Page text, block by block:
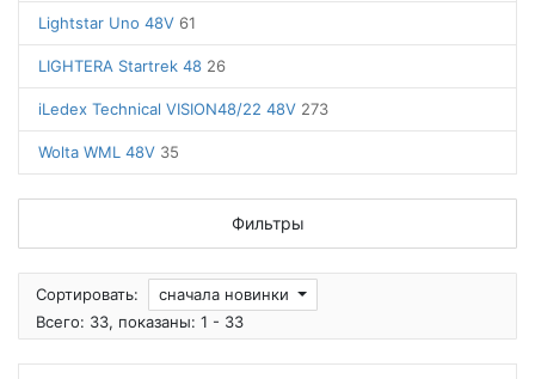
Lightstar Uno 48V 61
LIGHTERA Startrek 48 26
iLedex Technical VISION48/22 48V 273
Wolta WML 48V 35
Фильтры
Сортировать:
сначала новинки
Всего: 33, показаны: 1 - 33